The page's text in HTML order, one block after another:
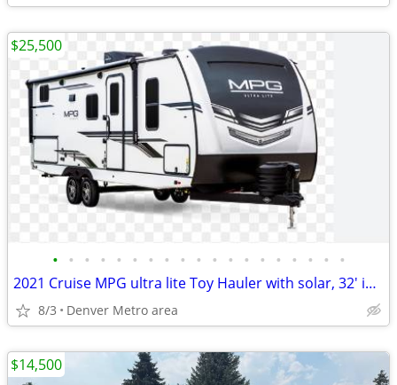
• • • • • • • • • • • • • • • • • • •
2021 Cruise MPG ultra lite Toy Hauler with solar, 32' in great shape!
8/3 Denver Metro area
$25,500
$14,500